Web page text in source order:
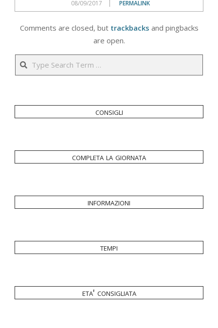
08/09/2017 PERMALINK
Comments are closed, but trackbacks and pingbacks
are open.
consigli
completa la giornata
informazioni
tempi
eta' consigliata